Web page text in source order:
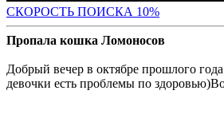
СКОРОСТЬ ПОИСКА 10%
Пропала кошка Ломоносов
Добрый вечер в октябре прошлого
девочки есть проблемы по